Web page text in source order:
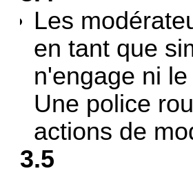
Les
en tant que
n'engage ni
Une police
actions de
3.5